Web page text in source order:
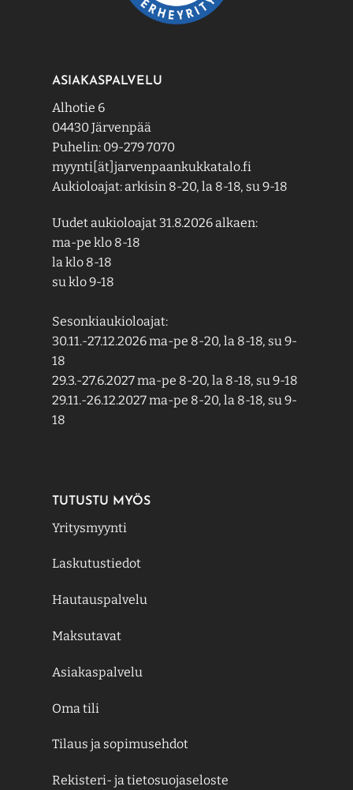
ASIAKASPALVELU
Alhotie 6
04430 Järvenpää
Puhelin: 09-279 7070
myynti[ät]jarvenpaankukkatalo.fi
Aukioloajat: arkisin 8-20, la 8-18, su 9-18
Uudet aukioloajat 31.8.2026 alkaen:
ma-pe klo 8-18
la klo 8-18
su klo 9-18
Sesonkiaukioloajat:
30.11.-27.12.2026 ma-pe 8-20, la 8-18, su 9-
18
29.3.-27.6.2027 ma-pe 8-20, la 8-18, su 9-18
29.11.-26.12.2027 ma-pe 8-20, la 8-18, su 9-
18
TUTUSTU MYÖS
Yritysmyynti
Laskutustiedot
Hautauspalvelu
Maksutavat
Asiakaspalvelu
Oma tili
Tilaus ja sopimusehdot
Rekisteri- ja tietosuojaseloste